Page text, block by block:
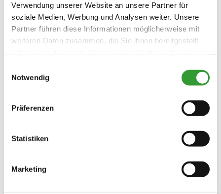
Verwendung unserer Website an unsere Partner für
soziale Medien, Werbung und Analysen weiter. Unsere
Partner führen diese Informationen möglicherweise mit
weiteren Daten zusammen, die Sie ihnen bereitgestellt
Notwendig
Präferenzen
Statistiken
Marketing
Deutsch Englisch
Verpflegung
Brötchenservice
Richtlinien
Nichtraucherunterkunft (Alle
öffentlichen und privaten Bereiche sind
Radfahren
Ladestation für E-Bikes
Konditionen/Extras